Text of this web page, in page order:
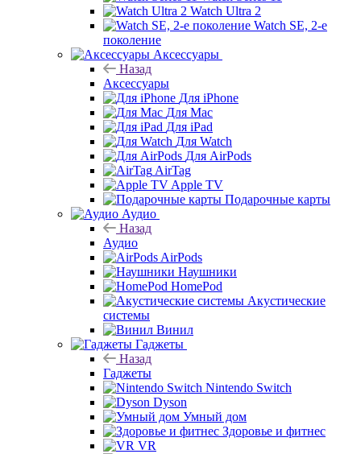
Watch Ultra 2
Watch SE, 2-е
поколение
Аксессуары
Назад
Аксессуары
Для iPhone
Для Mac
Для iPad
Для Watch
Для AirPods
AirTag
Apple TV
Подарочные карты
Аудио
Назад
Аудио
AirPods
Наушники
HomePod
Акустические
системы
Винил
Гаджеты
Назад
Гаджеты
Nintendo Switch
Dyson
Умный дом
Здоровье и фитнес
VR